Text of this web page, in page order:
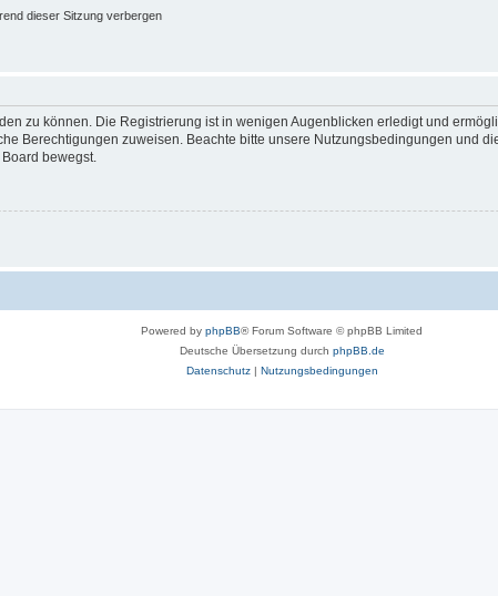
dieser Sitzung verbergen
zu können. Die Registrierung ist in wenigen Augenblicken erledigt und
Berechtigungen zuweisen. Beachte bitte unsere Nutzungsbedingungen und
bewegst.
Powered by phpBB® Forum Software © phpBB Limited
Deutsche Übersetzung durch phpBB.de
Datenschutz| Nutzungsbedingungen